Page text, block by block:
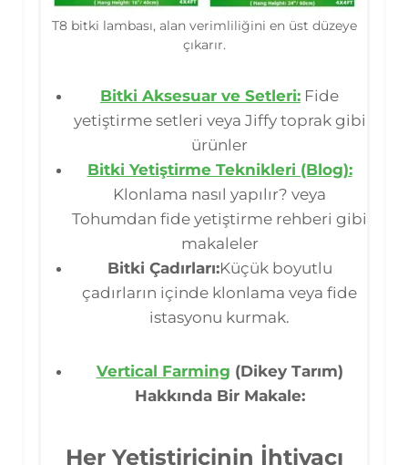
T8 bitki lambası, alan verimliliğini en üst düzeye
çıkarır.
Bitki Aksesuar ve Setleri: Fide
yetiştirme setleri veya Jiffy toprak gibi
ürünler
Bitki Yetiştirme Teknikleri (Blog):
Klonlama nasıl yapılır? veya
Tohumdan fide yetiştirme rehberi gibi
makaleler
Bitki Çadırları:Küçük boyutlu
çadırların içinde klonlama veya fide
istasyonu kurmak.
Vertical Farming (Dikey Tarım)
Hakkında Bir Makale:
Her Yetiştiricinin İhtiyacı